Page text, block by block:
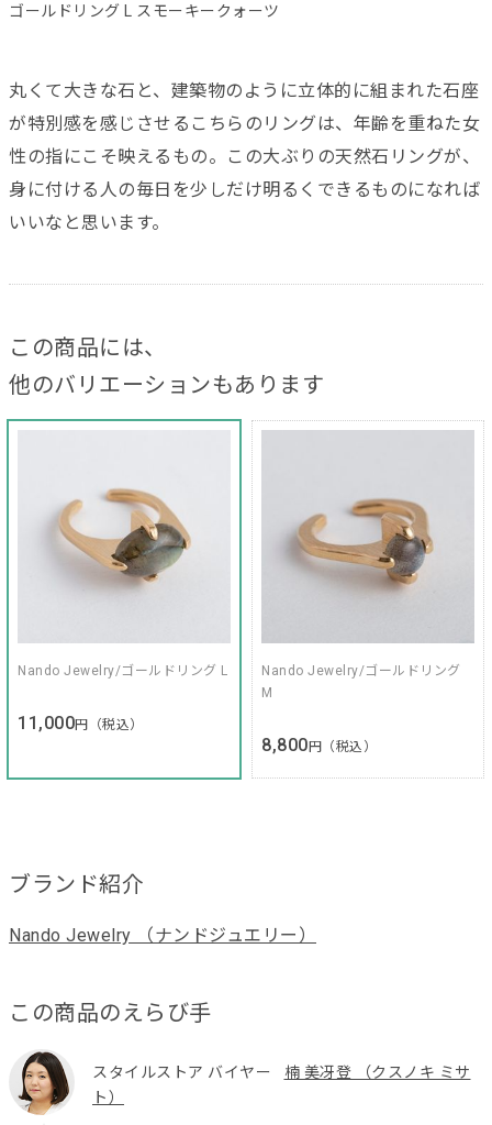
ゴールドリング L スモーキークォーツ
丸くて大きな石と、建築物のように立体的に組まれた石座
が特別感を感じさせるこちらのリングは、年齢を重ねた女
性の指にこそ映えるもの。この大ぶりの天然石リングが、
身に付ける人の毎日を少しだけ明るくできるものになれば
いいなと思います。
この商品には、
他のバリエーションもあります
Nando Jewelry/ゴールドリング L
11,000円（税込）
Nando Jewelry/ゴールドリング
M
8,800円（税込）
ブランド紹介
Nando Jewelry （ナンドジュエリー）
この商品のえらび手
スタイルストア バイヤー
楠 美冴登 （クスノキ ミサ
ト）